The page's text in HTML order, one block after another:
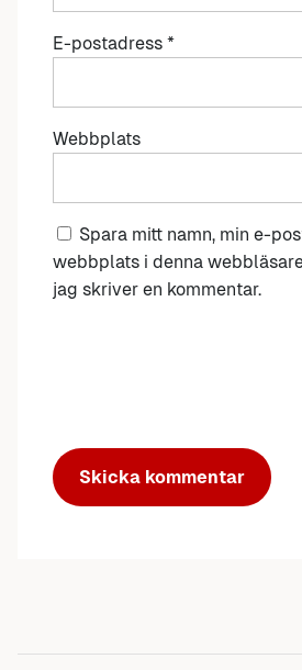
E-postadress *
Webbplats
Spara mitt namn, min e-
webbplats i denna
jag skriver en kommentar.